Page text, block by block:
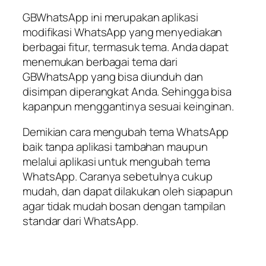
GBWhatsApp ini merupakan aplikasi
modifikasi WhatsApp yang menyediakan
berbagai fitur, termasuk tema. Anda dapat
menemukan berbagai tema dari
GBWhatsApp yang bisa diunduh dan
disimpan diperangkat Anda. Sehingga bisa
kapanpun menggantinya sesuai keinginan.
Demikian cara mengubah tema WhatsApp
baik tanpa aplikasi tambahan maupun
melalui aplikasi untuk mengubah tema
WhatsApp. Caranya sebetulnya cukup
mudah, dan dapat dilakukan oleh siapapun
agar tidak mudah bosan dengan tampilan
standar dari WhatsApp.